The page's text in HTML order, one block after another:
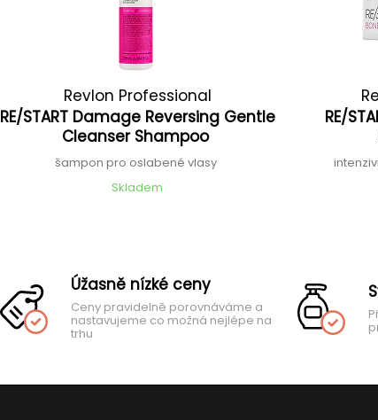
Revlon Professional
RE/START Damage Reversing Gentle
Cleanser Shampoo
šampon pro oslabené vlasy
Skladem
RE/
Úžasně nízké ceny
Ceny pravidelně porovnáváme a
nastavujeme co možná nejlépe na
trhu